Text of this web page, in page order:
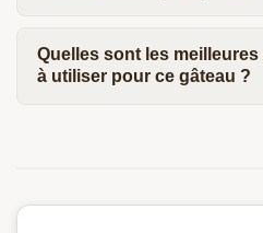
Quelles sont les
à utiliser pour ce gâteau ?